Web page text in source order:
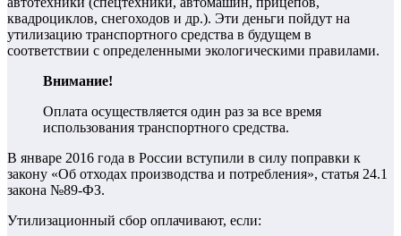
квадроциклов, снегоходов и др.). Эти деньги пойдут на
утилизацию транспортного средства в будущем в
соответствии с определенными экологическими правилами.
Внимание!
Оплата осуществляется один раз за все время
использования транспортного средства.
В январе 2016 года в России вступили в силу поправки к
закону «Об отходах производства и потребления», статья 24.1
закона №89-ФЗ.
Утилизационный сбор оплачивают, если: